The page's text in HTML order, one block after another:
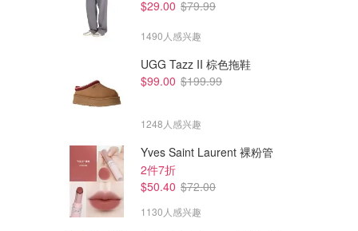
$29.00 $79.99
1490人感兴趣
UGG Tazz II 棕色拖鞋
$99.00 $199.99
1248人感兴趣
Yves Saint Laurent 裸粉管
2件7折
$50.40 $72.00
1130人感兴趣